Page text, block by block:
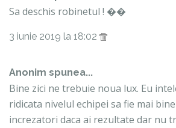
Sa deschis robinetul ! ��
3 iunie 2019 la 18:02
Anonim spunea...
Bine zici ne trebuie noua lux. Eu
ridicata nivelul echipei sa fie mai
increzatori daca ai rezultate dar nu